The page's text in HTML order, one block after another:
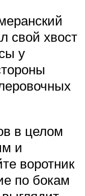
свой хвост
у
в целом
и
воротник
по бокам